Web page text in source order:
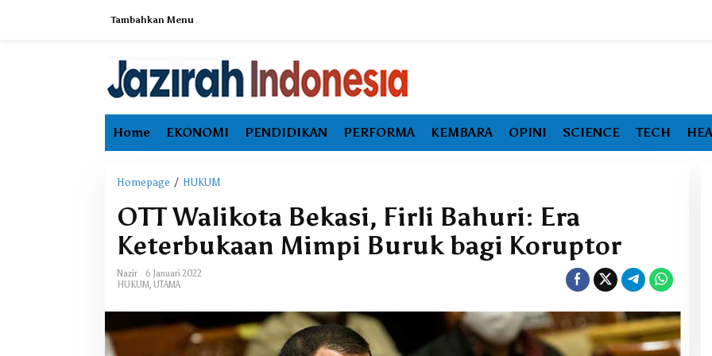
Tambahkan Menu
Home EKONOMI PENDIDIKAN PERFORMA KEMBARA OPINI SCIENCE TECH
Homepage / HUKUM
T
a
o
t
a
OTT Walikota Bekasi, Firli Bahuri: Era
Keterbukaan Mimpi Buruk bagi Koruptor
Nazir
6 Januari 2022
HUKUM, UTAMA
Ekonomi Maluku Utara Tumbuh
Pengangguran Jadi Alarm Baru